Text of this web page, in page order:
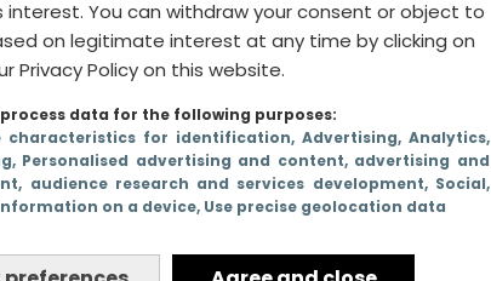
You can withdraw your consent or object to
on legitimate interest at any time by clicking on
Privacy Policy on this website.
data for the following purposes:
characteristics for identification, Advertising, Analytics,
, Personalised advertising and content, advertising and
audience research and services development, Social,
on a device, Use precise geolocation data
niet
Deze mokken zijn
perfect voor moeders